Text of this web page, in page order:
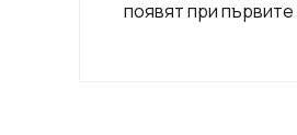
появят при първите